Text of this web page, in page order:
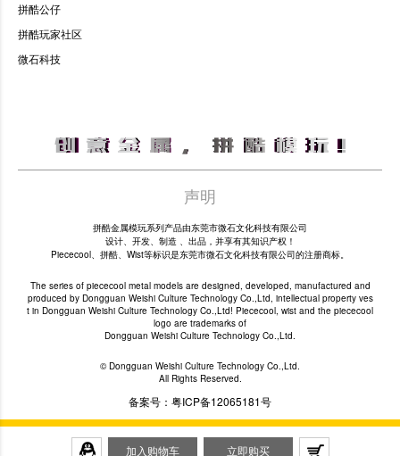
拼酷公仔
拼酷玩家社区
微石科技
声明
拼酷金属模玩系列产品由东莞市微石文化科技有限公司
设计、开发、制造 、出品，并享有其知识产权！
Piececool、拼酷、Wist等标识是东莞市微石文化科技有限公司的注册商标。
The series of piececool metal models are designed, developed, manufactured and
produced by Dongguan Weishi Culture Technology Co.,Ltd, intellectual property ves
t in Dongguan Weishi Culture Technology Co.,Ltd! Piececool, wist and the piececool
logo are trademarks of
Dongguan Weishi Culture Technology Co.,Ltd.
© Dongguan Weishi Culture Technology Co.,Ltd.
All Rights Reserved.
备案号：粤ICP备12065181号
加入购物车 立即购买